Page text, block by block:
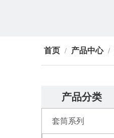
首页 / 产品中心 /
产品分类
套筒系列